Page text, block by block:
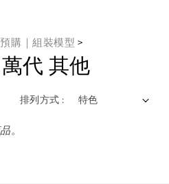
預購｜組裝模型>
代 其他
排列方式 :
。